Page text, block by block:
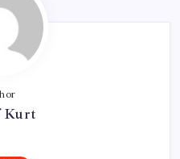
Kurt